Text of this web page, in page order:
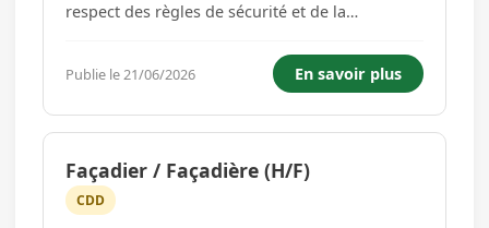
respect des règles de sécurité et de la
maintenance préventive et curatives des
équipements et infrastructures. Vous aurez la
charge d'améliorer et développer la capacité de
l'en...
Publie le 21/06/2026 En savoir plus
Façadier / Façadière (H/F)
CDD